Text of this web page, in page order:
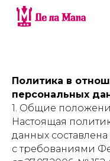
Политика в
персональных
1. Общие
Настоящая
данных составлена
с требованиями